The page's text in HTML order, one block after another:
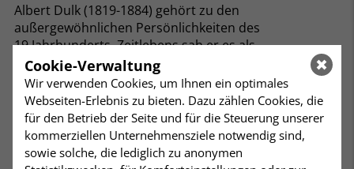
Albert Dulk (1819-1884) gehört zu den
außergewöhnlichen Persönlichkeiten des
19.Jahrhunderts. Zeitlebens sah er es als
Herausforderung an, gesellschaftliche wie sonstige
Grenzen zu überschreiten und provozierte damit
seine ZeitgenossInnen. Seine Lebensgemeinschaft mit
drei Frauen erregte ebenso Aufsehen wie seine
sportlichen Leistungen. Als Dramatiker,
Reiseschriftsteller und Philosoph hinterließ er ein
Cookie-Verwaltung
Wir verwenden Cookies, um Ihnen ein optimales
Webseiten-Erlebnis zu bieten. Dazu zählen Cookies, die
für den Betrieb der Seite und für die Steuerung unserer
kommerziellen Unternehmensziele notwendig sind,
sowie solche, die lediglich zu anonymen